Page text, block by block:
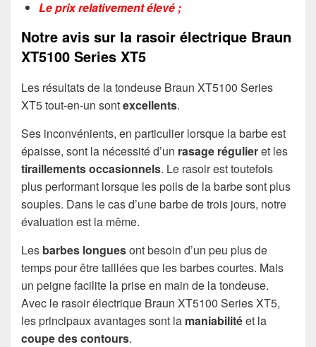
Le prix relativement élevé ;
Notre avis sur la rasoir électrique Braun
XT5100 Series XT5
Les résultats de la tondeuse Braun XT5100 Series
XT5 tout-en-un sontexcellents.
Ses inconvénients, en particulier lorsque la barbe est
épaisse, sont la nécessité d’un rasage régulieret les
tiraillements occasionnels. Le rasoir est toutefois
plus performant lorsque les poils de la barbe sont plus
souples. Dans le cas d’une barbe de trois jours, notre
évaluation est la même.
Les barbes longuesont besoin d’un peu plus de
temps pour être taillées que les barbes courtes. Mais
un peigne facilite la prise en main de la tondeuse.
Avec le rasoir électrique Braun XT5100 Series XT5,
les principaux avantages sont la maniabilitéet la
coupe des contours.